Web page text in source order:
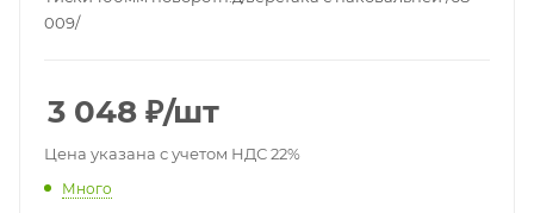
009/
3 048 ₽/шт
Цена указана с учетом НДС 22%
Много